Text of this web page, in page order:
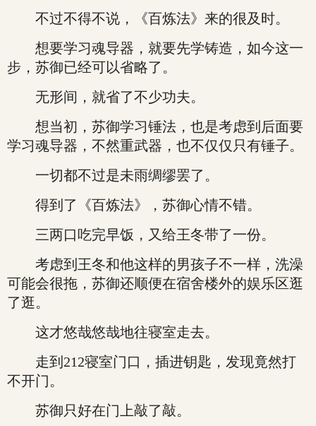
不过不得不说，《百炼法》来的很及时。
想要学习魂导器，就要先学铸造，如今这一
步，苏御已经可以省略了。
无形间，就省了不少功夫。
想当初，苏御学习锤法，也是考虑到后面要
学习魂导器，不然重武器，也不仅仅只有锤子。
一切都不过是未雨绸缪罢了。
得到了《百炼法》，苏御心情不错。
三两口吃完早饭，又给王冬带了一份。
考虑到王冬和他这样的男孩子不一样，洗澡
可能会很拖，苏御还顺便在宿舍楼外的娱乐区逛
了逛。
这才悠哉悠哉地往寝室走去。
走到212寝室门口，插进钥匙，发现竟然打
不开门。
苏御只好在门上敲了敲。